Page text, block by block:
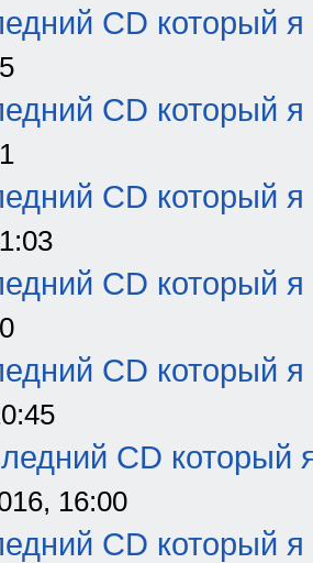
CD который я
CD который я
CD который я
CD который я
CD который я
CD который
16:00
CD который я